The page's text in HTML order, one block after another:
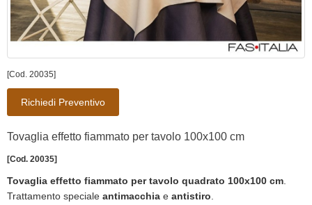
[Cod. 20035]
Richiedi Preventivo
Tovaglia effetto fiammato per tavolo 100x100 cm
[Cod. 20035]
Tovaglia effetto fiammato per tavolo quadrato 100x100 cm.
Trattamento speciale antimacchia e antistiro.